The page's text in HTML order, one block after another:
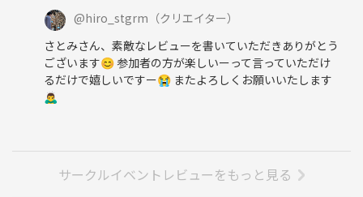
@hiro_stgrm （クリエイター）
さとみさん、素敵なレビューを書いていただきありがとう
ございます😊 参加者の方が楽しいーって言っていただけ
るだけで嬉しいですー😭 またよろしくお願いいたします
🙇‍♂️
サークルイベントレビューをもっと見る